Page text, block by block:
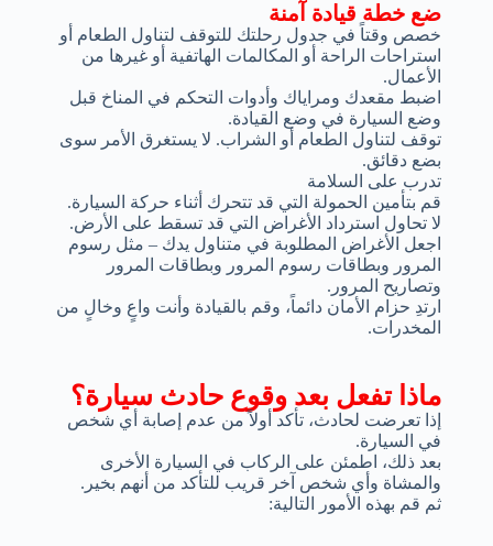
ضع خطة قيادة آمنة
خصص وقتاً في جدول رحلتك للتوقف لتناول الطعام أو
استراحات الراحة أو المكالمات الهاتفية أو غيرها من
الأعمال.
اضبط مقعدك ومراياك وأدوات التحكم في المناخ قبل
وضع السيارة في وضع القيادة.
توقف لتناول الطعام أو الشراب. لا يستغرق الأمر سوى
بضع دقائق.
تدرب على السلامة
قم بتأمين الحمولة التي قد تتحرك أثناء حركة السيارة.
لا تحاول استرداد الأغراض التي قد تسقط على الأرض.
اجعل الأغراض المطلوبة في متناول يدك – مثل رسوم
المرور وبطاقات رسوم المرور وبطاقات المرور
وتصاريح المرور.
ارتدِ حزام الأمان دائماً، وقم بالقيادة وأنت واعٍ وخالٍ من
المخدرات.
ماذا تفعل بعد وقوع حادث سيارة؟
إذا تعرضت لحادث، تأكد أولاً من عدم إصابة أي شخص
في السيارة.
بعد ذلك، اطمئن على الركاب في السيارة الأخرى
والمشاة وأي شخص آخر قريب للتأكد من أنهم بخير.
ثم قم بهذه الأمور التالية: